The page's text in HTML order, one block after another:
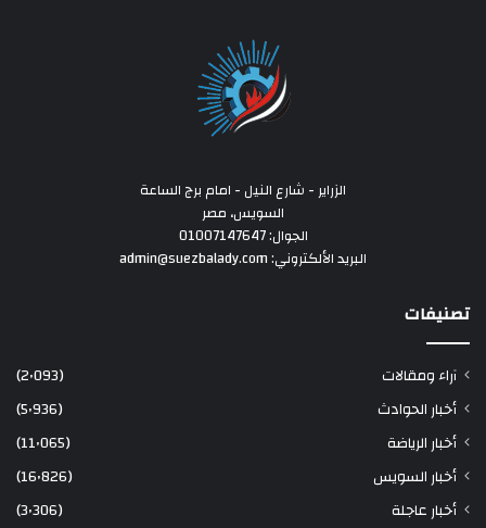
الزراير - شارع النيل - امام برج الساعة
السويس، مصر
الجوال: 01007147647
البريد الألكتروني: admin@suezbalady.com
تصنيفات
آراء ومقالات
(2٬093)
أخبار الحوادث
(5٬936)
أخبار الرياضة
(11٬065)
أخبار السويس
(16٬826)
أخبار عاجلة
(3٬306)